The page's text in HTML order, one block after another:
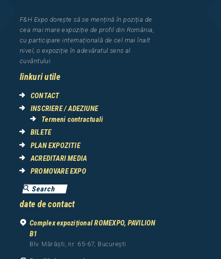
F&H Expo dorește să se mențină în poziția de
cea mai mare expoziție de profil din România,
cu participare internațională de cel maiînalt
nivel, o expoziție în adevăratul sens al
cuvântului.
linkuri utile
CONTACT
INSCRIERE / ADEZIUNE
Termeni contractuali
BILETE
PLAN EXPOZITIE
ACREDITARI MEDIA
PROMOVARE EXPO
date de contact
Complex expozițional ROMEXPO, PAVILION
B1
Blv. Mărăști, nr. 65-67, București